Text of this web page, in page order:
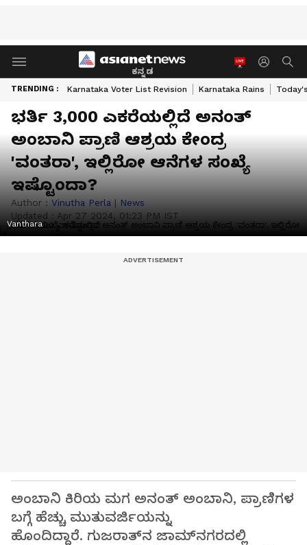
ಕನ್ನಡ
TRENDING : Karnataka Voter List Revision Karnataka Rains
ಭರ್ತಿ 3,000 ಎಕರೆಯಲ್ಲಿದೆ ಅನಂತ್
ಅಂಬಾನಿ ಪ್ರಾಣಿ ಆಶ್ರಯ ಕೇಂದ್ರ
'ವಂತರಾ', ಇಲ್ಲಿರೋ ಆನೆಗಳ ಸಂಖ್ಯೆ
ಇಷ್ಟೊಂದಾ?
Author : Vinutha Perla | News
Updated : Apr 27 2024, 01:23 PM IST
Vanthara
ಅಂಬಾನಿ ಕಿರಿಯ ಮಗ ಅನಂತ್ ಅಂಬಾನಿ, ಪ್ರಾಣಿಗಳ
ಬಗ್ಗೆ ಹೆಚ್ಚು ಮುತುವರ್ಜಿಯನ್ನು
ಹೊಂದಿದ್ದಾರೆ. ಗುಜರಾತ್‌ನ ಜಾಮ್‌ನಗರದಲ್ಲಿ